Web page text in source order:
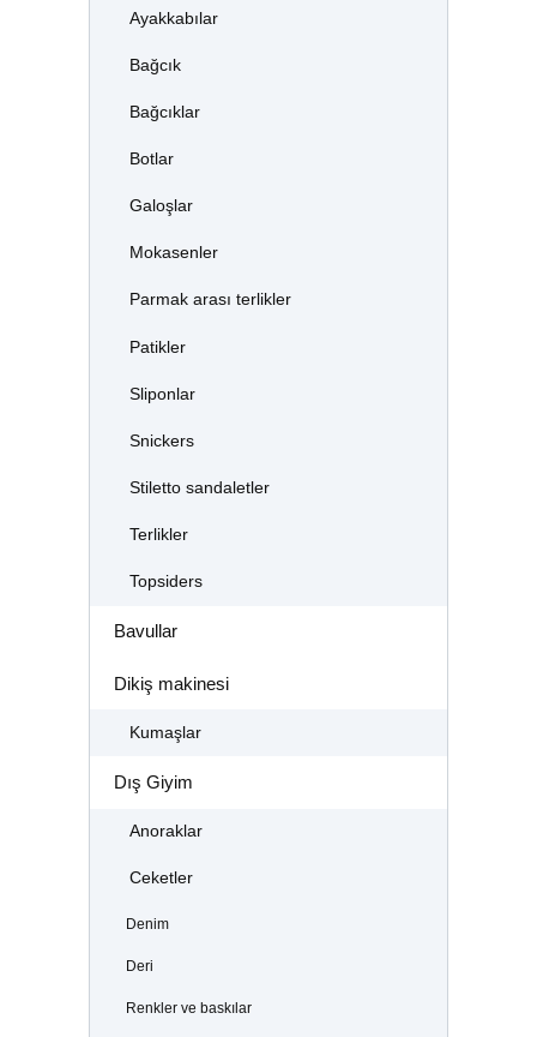
Ayakkabılar
Bağcık
Bağcıklar
Botlar
Galoşlar
Mokasenler
Parmak arası terlikler
Patikler
Sliponlar
Snickers
Stiletto sandaletler
Terlikler
Topsiders
Bavullar
Dikiş makinesi
Kumaşlar
Dış Giyim
Anoraklar
Ceketler
Denim
Deri
Renkler ve baskılar